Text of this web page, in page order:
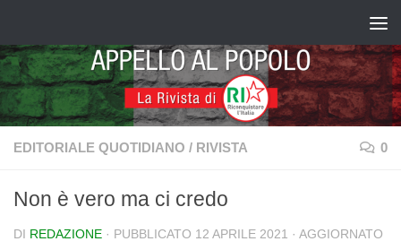
EDITORIALE QUOTIDIANO / RIVISTA 0
Non è vero ma ci credo
DI REDAZIONE · PUBBLICATO 12 APRILE 2021 · AGGIORNATO